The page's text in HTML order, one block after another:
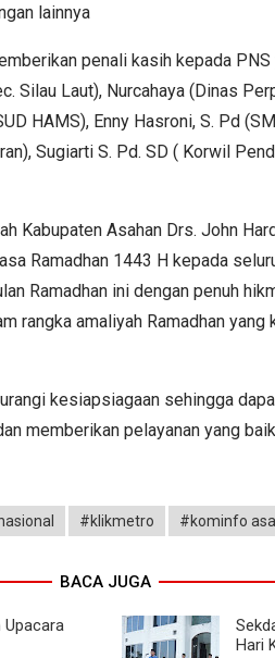
lainnya
penali kasih kepada
Silau Laut), Nurcahaya (Dinas
HAMS), Enny Hasroni, S. Pd
Sugiarti S. Pd. SD ( Korwil
Kabupaten Asahan Drs. John
Ramadhan 1443 H kepada
Ramadhan ini dengan penuh
rangka amaliyah Ramadhan yang
kesiapsiagaan sehingga
memberikan pelayanan yang
#klikmetro #kominfo
BACA JUGA
Upacara
Hari